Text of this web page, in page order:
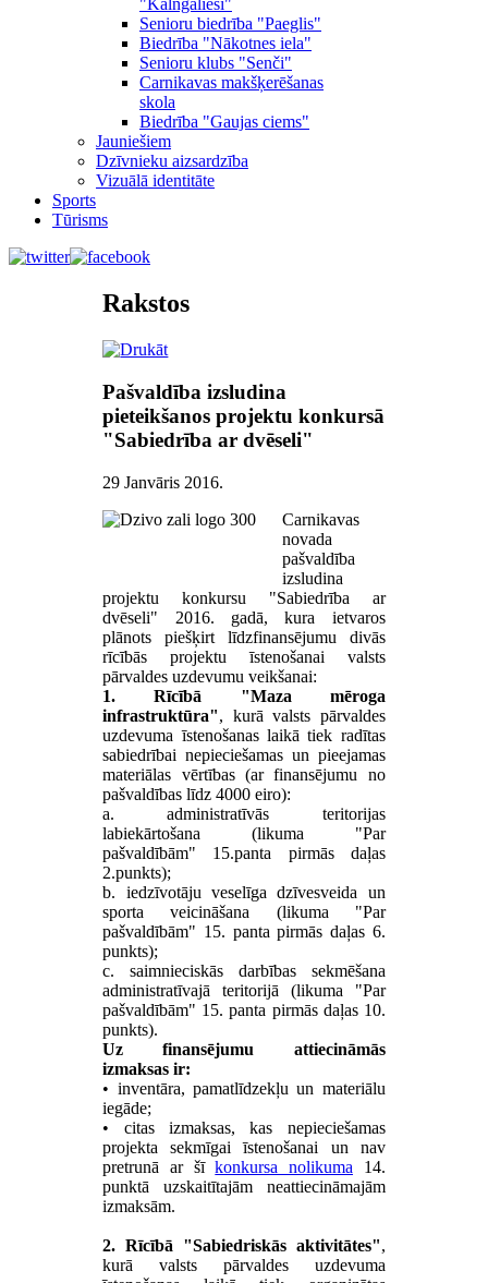
"Kalngalieši"
Senioru biedrība "Paeglis"
Biedrība "Nākotnes iela"
Senioru klubs "Senči"
Carnikavas makšķerēšanas
skola
Biedrība "Gaujas ciems"
Jauniešiem
Dzīvnieku aizsardzība
Vizuālā identitāte
Sports
Tūrisms
Rakstos
Pašvaldība izsludina
pieteikšanos projektu konkursā
"Sabiedrība ar dvēseli"
29 Janvāris 2016.
Carnikavas
novada
pašvaldība
izsludina
projektu konkursu "Sabiedrība ar
dvēseli" 2016. gadā, kura ietvaros
plānots piešķirt līdzfinansējumu divās
rīcībās projektu īstenošanai valsts
pārvaldes uzdevumu veikšanai:
1. Rīcībā "Maza mēroga
infrastruktūra", kurā valsts pārvaldes
uzdevuma īstenošanas laikā tiek radītas
sabiedrībai nepieciešamas un pieejamas
materiālas vērtības (ar finansējumu no
pašvaldības līdz 4000 eiro):
a. administratīvās teritorijas
labiekārtošana (likuma "Par
pašvaldībām" 15.panta pirmās daļas
2.punkts);
b. iedzīvotāju veselīga dzīvesveida un
sporta veicināšana (likuma "Par
pašvaldībām" 15. panta pirmās daļas 6.
punkts);
c. saimnieciskās darbības sekmēšana
administratīvajā teritorijā (likuma "Par
pašvaldībām" 15. panta pirmās daļas 10.
punkts).
Uz finansējumu attiecināmās
izmaksas ir:
• inventāra, pamatlīdzekļu un materiālu
iegāde;
• citas izmaksas, kas nepieciešamas
projekta sekmīgai īstenošanai un nav
pretrunā ar šīkonkursa nolikuma 14.
punktā uzskaitītajām neattiecināmajām
izmaksām.
2. Rīcībā "Sabiedriskās aktivitātes",
kurā valsts pārvaldes uzdevuma